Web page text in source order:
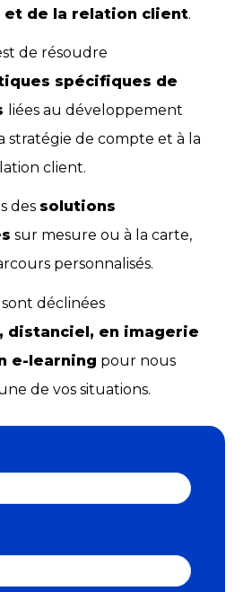
et de la relation client.
de résoudre
spécifiques de
liées au développement
stratégie de compte et à la
client.
des solutions
sur mesure ou à la carte,
personnalisés.
déclinées
distanciel, en imagerie
e-learning pour nous
de vos situations.